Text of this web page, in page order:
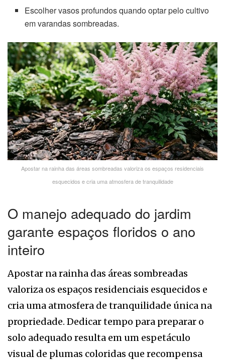
Escolher vasos profundos quando optar pelo cultivo
em varandas sombreadas.
Apostar na rainha das áreas sombreadas valoriza os espaços residenciais
esquecidos e cria uma atmosfera de tranquilidade
O manejo adequado do jardim
garante espaços floridos o ano
inteiro
Apostar na rainha das áreas sombreadas
valoriza os espaços residenciais esquecidos e
cria uma atmosfera de tranquilidade única na
propriedade. Dedicar tempo para preparar o
solo adequado resulta em um espetáculo
visual de plumas coloridas que recompensa